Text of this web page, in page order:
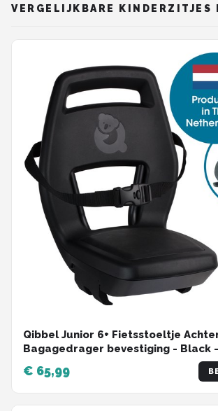
VERGELIJKBARE KINDERZITJES
Qibbel Junior 6+ Fietsstoeltje
Bagagedrager bevestiging - Black
voetbeschermingsplaten en
€ 65,99